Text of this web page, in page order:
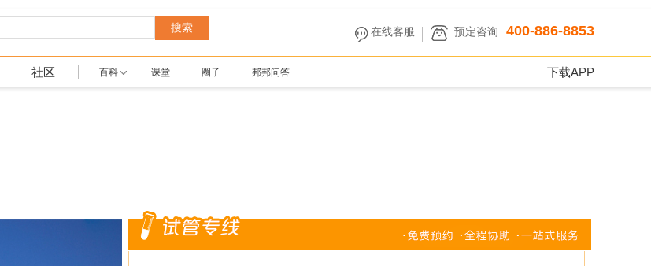
搜索 在线客服 预定咨询 400-886-8853
社区 百科 课堂 圈子 邦邦问答 下载APP